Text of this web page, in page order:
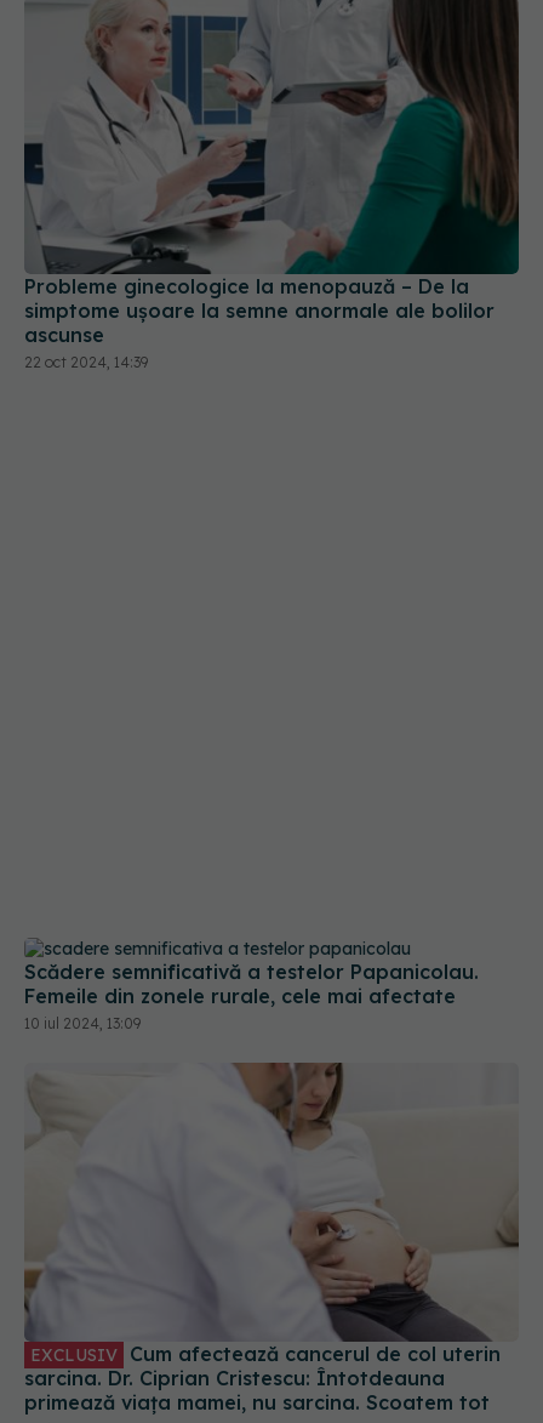
Probleme ginecologice la menopauză – De la
simptome ușoare la semne anormale ale bolilor
ascunse
22 oct 2024, 14:39
sarcina. Dr. Ciprian Cristescu: Întotdeauna
primează viața mamei, nu sarcina. Scoatem tot
04 iun 2024, 21:14